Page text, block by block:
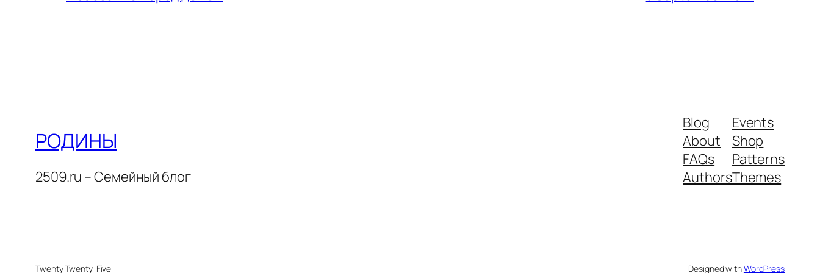
РОДИНЫ
2509.ru – Семейный блог
Blog
About
FAQs
Authors
Events
Shop
Patterns
Themes
Twenty Twenty-Five Designed withWordPress